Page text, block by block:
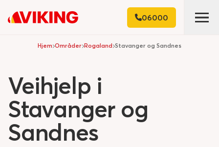
06000
Hjem Områder Rogaland Stavanger og Sandnes
Veihjelp i
Stavanger og
Sandnes